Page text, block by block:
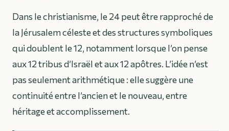
Dans le christianisme, le 24 peut être rapproché de
la Jérusalem céleste et des structures symboliques
qui doublent le 12, notamment lorsque l’on pense
aux 12 tribus d’Israël et aux 12 apôtres. L’idée n’est
pas seulement arithmétique : elle suggère une
continuité entre l’ancien et le nouveau, entre
héritage et accomplissement.